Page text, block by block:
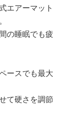
エアーマット
の睡眠でも疲
ースでも最大
て硬さを調節